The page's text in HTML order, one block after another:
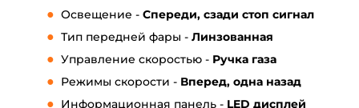
Освещение - Спереди, сзади стоп сигнал
Тип передней фары - Линзованная
Управление скоростью - Ручка газа
Режимы скорости - Вперед, одна назад
Информационная панель - LED дисплей